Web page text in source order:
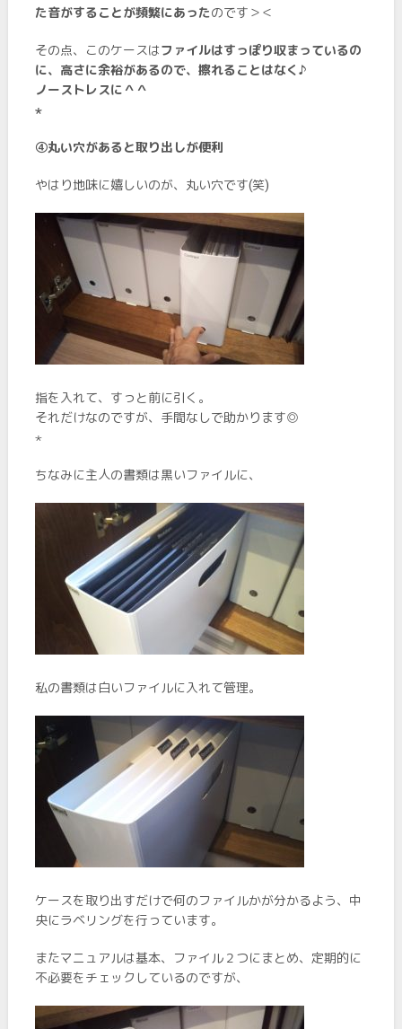
た音がすることが頻繁にあったのです＞＜
その点、このケースはファイルはすっぽり収まっているの
に、高さに余裕があるので、擦れることはなく♪
ノーストレスに＾＾
⋆
➃丸い穴があると取り出しが便利
やはり地味に嬉しいのが、丸い穴です(笑)
指を入れて、すっと前に引く。
それだけなのですが、手間なしで助かります◎
⋆
ちなみに主人の書類は黒いファイルに、
私の書類は白いファイルに入れて管理。
ケースを取り出すだけで何のファイルかが分かるよう、中
央にラベリングを行っています。
またマニュアルは基本、ファイル２つにまとめ、定期的に
不必要をチェックしているのですが、